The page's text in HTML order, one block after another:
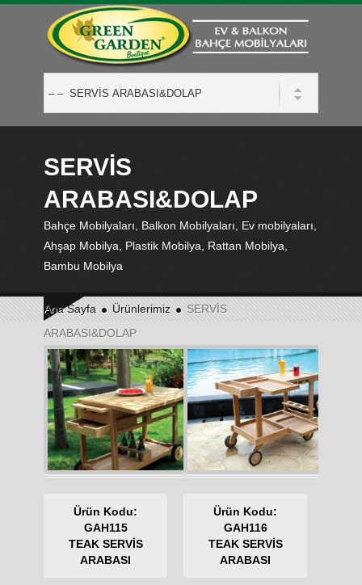
SERVİS
ARABASI&DOLAP
Bahçe Mobilyaları, Balkon Mobilyaları, Ev mobilyaları,
Ahşap Mobilya, Plastik Mobilya, Rattan Mobilya,
Bambu Mobilya
Ana Sayfa Ürünlerimiz
SERVİS
ARABASI&DOLAP
Ürün Kodu:
GAH115
TEAK SERVİS
ARABASI
Ürün Kodu:
GAH116
TEAK SERVİS
ARABASI